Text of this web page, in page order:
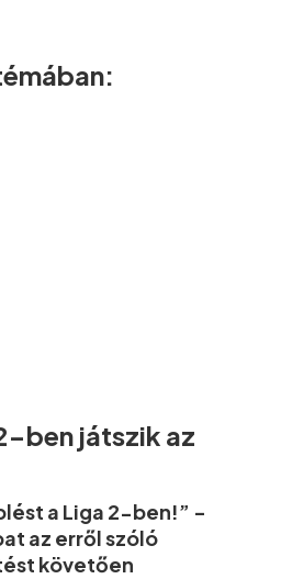
ben játszik az
a Liga 2-ben!” -
az erről szóló
követően